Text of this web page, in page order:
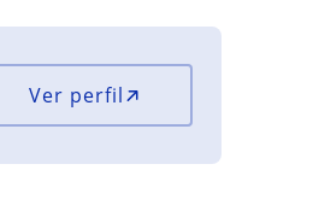
Ver perfil